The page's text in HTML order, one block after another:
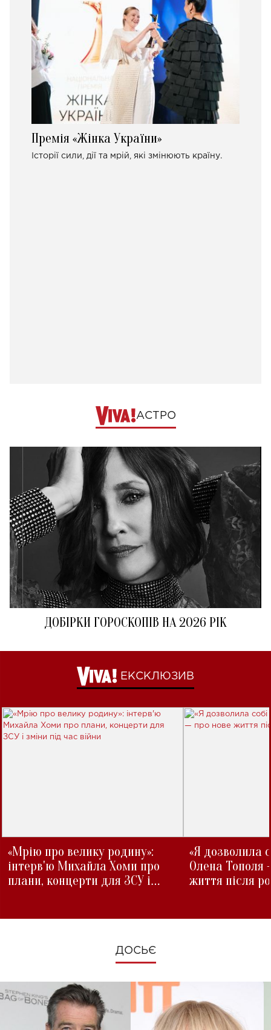
Премія «Жінка України»
Історії сили, дії та мрій, які змінюють країну.
АСТРО
ДОБІРКИ ГОРОСКОПІВ НА 2026 РІК
ЕКСКЛЮЗИВ
«Мрію про велику родину»:
інтерв'ю Михайла Хоми про
плани, концерти для ЗСУ і
«Я дозволила
Олена Тополя
життя після
ДОСЬЄ